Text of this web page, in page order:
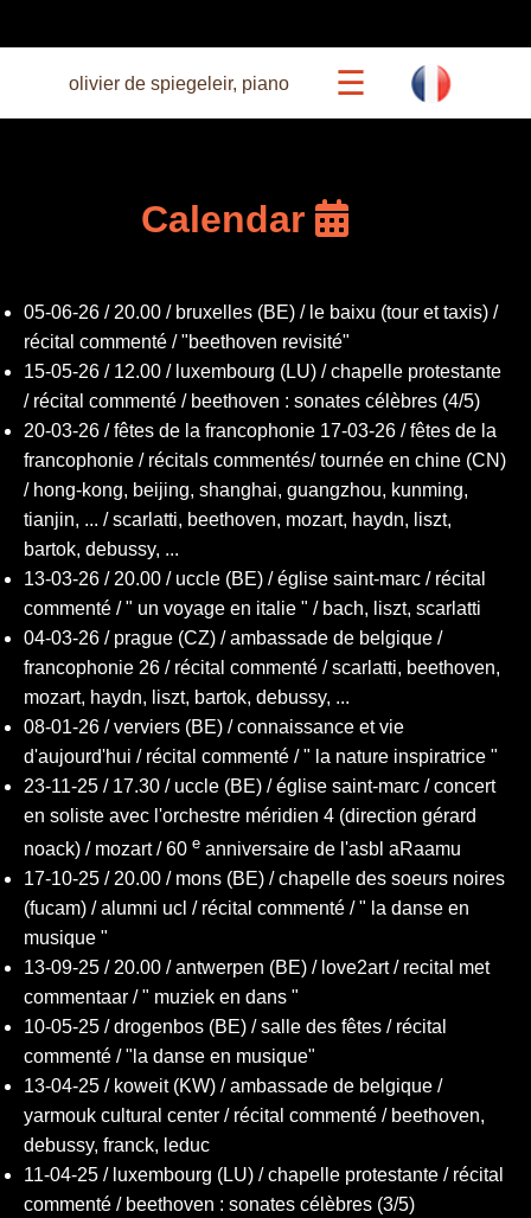
olivier de spiegeleir, piano
concerts
commented recitals
bio
CDs
☰
Calendar
05-06-26 / 20.00 / bruxelles (BE) / le baixu (tour et taxis) /
récital commenté / "beethoven revisité"
15-05-26 / 12.00 / luxembourg (LU) / chapelle protestante
/ récital commenté / beethoven : sonates célèbres (4/5)
20-03-26 / fêtes de la francophonie 17-03-26 / fêtes de la
francophonie / récitals commentés/ tournée en chine (CN)
/ hong-kong, beijing, shanghai, guangzhou, kunming,
tianjin, ... / scarlatti, beethoven, mozart, haydn, liszt,
bartok, debussy, ...
13-03-26 / 20.00 / uccle (BE) / église saint-marc / récital
commenté / " un voyage en italie " / bach, liszt, scarlatti
04-03-26 / prague (CZ) / ambassade de belgique /
francophonie 26 / récital commenté / scarlatti, beethoven,
mozart, haydn, liszt, bartok, debussy, ...
08-01-26 / verviers (BE) / connaissance et vie
d'aujourd'hui / récital commenté / " la nature inspiratrice "
23-11-25 / 17.30 / uccle (BE) / église saint-marc / concert
en soliste avec l'orchestre méridien 4 (direction gérard
noack) / mozart / 60 e anniversaire de l'asbl aRaamu
17-10-25 / 20.00 / mons (BE) / chapelle des soeurs noires
(fucam) / alumni ucl / récital commenté / " la danse en
musique "
13-09-25 / 20.00 / antwerpen (BE) / love2art / recital met
commentaar / " muziek en dans "
10-05-25 / drogenbos (BE) / salle des fêtes / récital
commenté / "la danse en musique"
13-04-25 / koweit (KW) / ambassade de belgique /
yarmouk cultural center / récital commenté / beethoven,
debussy, franck, leduc
11-04-25 / luxembourg (LU) / chapelle protestante / récital
commenté / beethoven : sonates célèbres (3/5)